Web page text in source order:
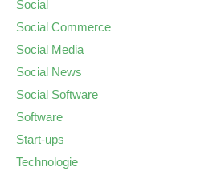
Social
Social Commerce
Social Media
Social News
Social Software
Software
Start-ups
Technologie